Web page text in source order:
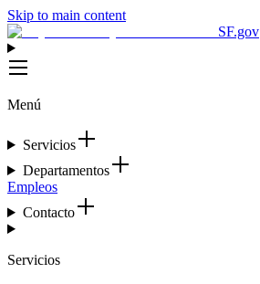
Skip to main content
SF.gov
Menú
Servicios
Departamentos
Empleos
Contacto
Servicios